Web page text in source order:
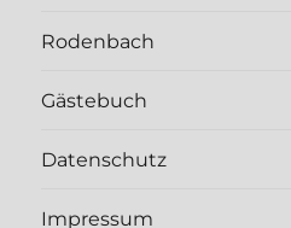
Rodenbach
Gästebuch
Datenschutz
Impressum